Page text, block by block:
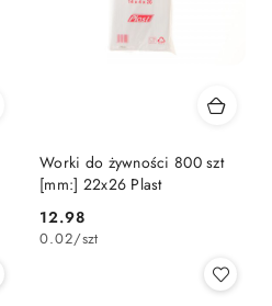
Worki do żywności 800 szt
[mm:] 22x26 Plast
Cena:
12.98
0.02/szt